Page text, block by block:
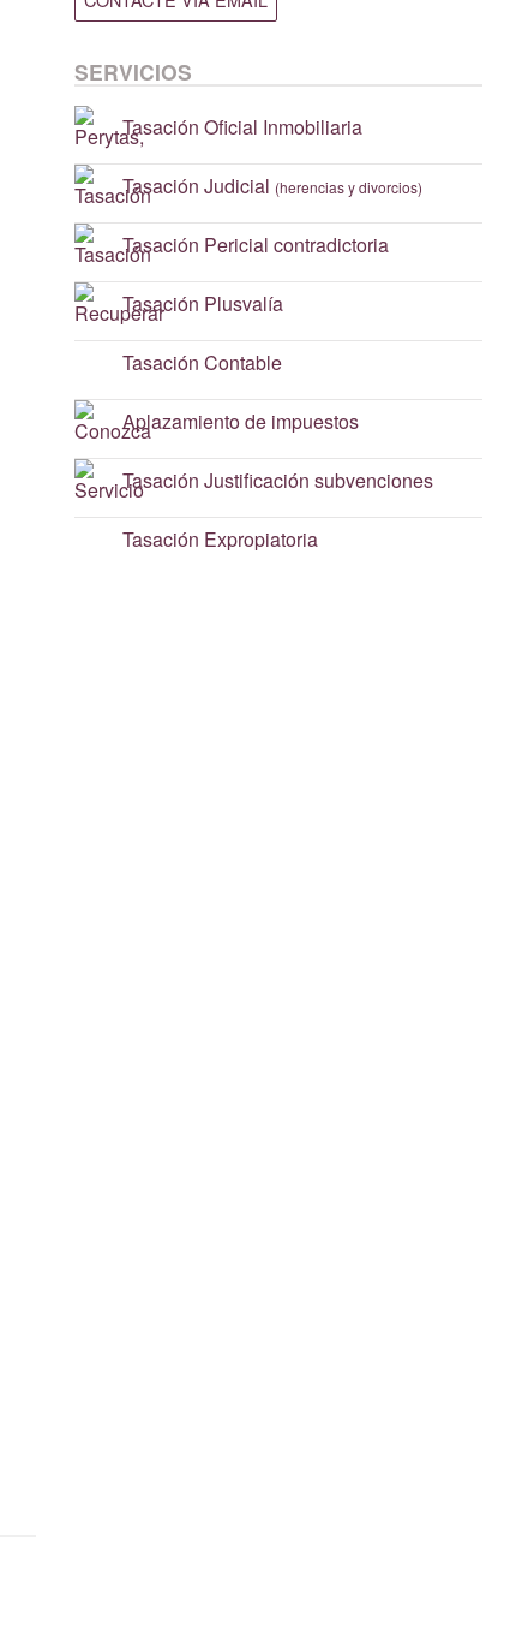
SERVICIOS
Tasación Oficial Inmobiliaria
Tasación Judicial (herencias y divorcios)
Tasación Pericial contradictoria
Tasación Plusvalía
Tasación Contable
Aplazamientode impuestos
Tasación Justificación subvenciones
Tasación Expropiatoria